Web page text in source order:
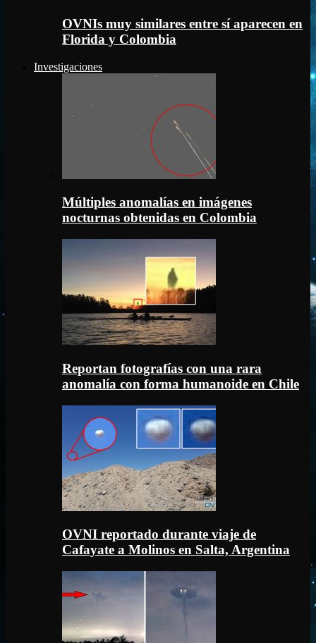
OVNIs muy similares entre sí aparecen en
Florida y Colombia
Investigaciones
Múltiples anomalías en imágenes
nocturnas obtenidas en Colombia
Reportan fotografías con una rara
anomalía con forma humanoide en Chile
OVNI reportado durante viaje de
Cafayate a Molinos en Salta, Argentina